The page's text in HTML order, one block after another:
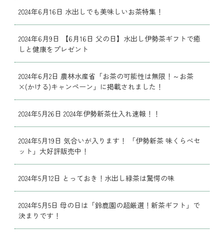
2024年6月16日 水出しでも美味しいお茶特集！
2024年6月9日 【6月16日 父の日】水出し伊勢茶ギフトで癒
しと健康をプレゼント
2024年6月2日 農林水産省「お茶の可能性は無限！～お茶
×(かける)キャンペーン」に掲載されました！
2024年5月26日 2024年伊勢新茶仕入れ速報！！
2024年5月19日 気合いが入ります！ 「伊勢新茶 味くらべセ
ット」大好評販売中！
2024年5月12日 とっておき！水出し緑茶は驚愕の味
2024年5月5日 母の日は「鈴鹿園の超厳選！新茶ギフト」で
決まりです！